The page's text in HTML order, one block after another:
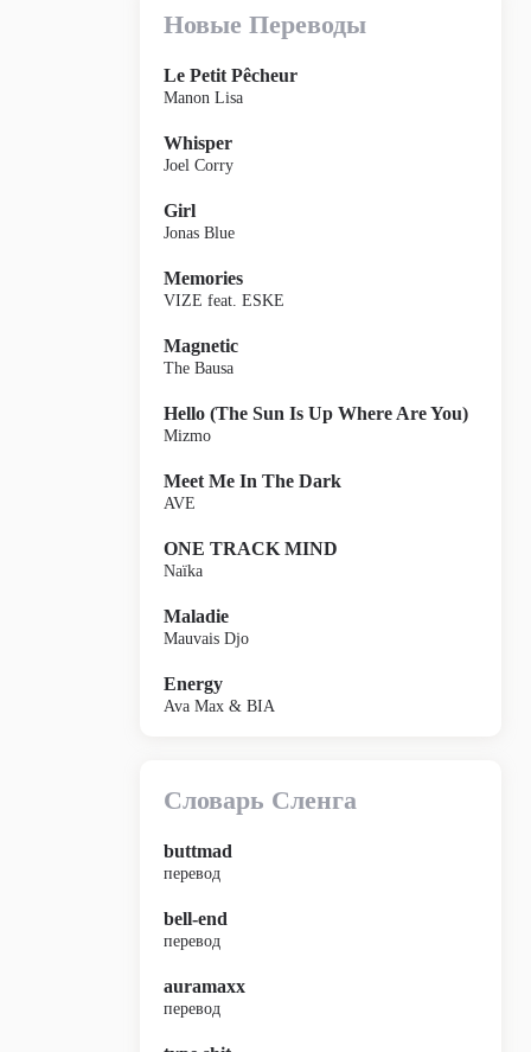
Новые Переводы
Le Petit Pêcheur
Manon Lisa
Whisper
Joel Corry
Girl
Jonas Blue
Memories
VIZE feat. ESKE
Magnetic
The Bausa
Hello (The Sun Is Up Where Are You)
Mizmo
Meet Me In The Dark
AVE
ONE TRACK MIND
Naïka
Maladie
Mauvais Djo
Energy
Ava Max & BIA
Словарь Сленга
buttmad
перевод
bell-end
перевод
auramaxx
перевод